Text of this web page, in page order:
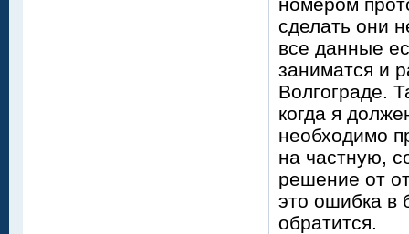
сделать они
все данные
заниматся и
Волгограде.
когда я
необходимо
на частную,
решение от
это ошибка в
обратится.